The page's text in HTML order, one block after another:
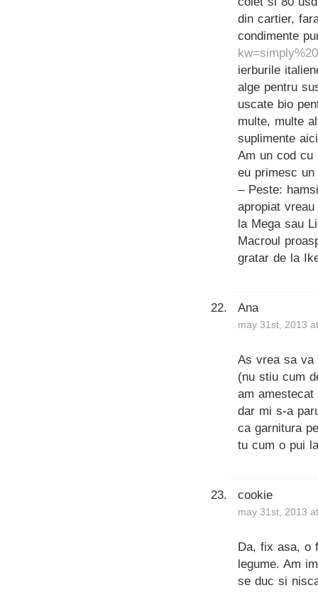
din cartier,
condimente
ierburile
alge pentru
uscate bio
multe, multe
suplimente
Am un cod cu
eu primesc
– Peste:
apropiat
la Mega sau
Macroul
gratar de la
Ana
may 31st, 2013
As vrea sa va
(nu stiu cum
am
dar mi s-a
ca garnitura
tu cum o pui
cookie
may 31st, 2013
Da, fix asa, o
legume. Am
se duc si